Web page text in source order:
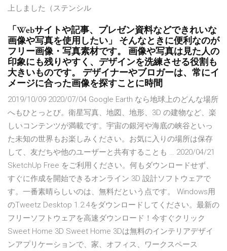
上しました（ステンシル
「Webサイトや記事、プレゼン資料などできれいな
画像や写真を使用したい」 そんなときに便利なのが
フリー画像・写真素材です。 画像や写真は見た人の
印象にも残りやすく、デザインを洗練させる役割も
大きいものです。 デザイナーやブロガーは、常にイ
メージに合った画像を探すことに時間
2019/10/09 2020/07/04 Google Earth なら地球上のどんな場所
へもひとっとび。衛星写真、地図、地形、3D の建物など、楽
しいコンテンツが満載です。宇宙の銀河や海底の峡谷といっ
た未知の世界もお楽しみください。お気に入りの場所は保存
して、友だちや他のユーザーと共有することも … 2020/04/21
SketchUp Free をご利用ください。何もダウンロードせず、
すぐに作成を開始できるオンライン 3D 設計ソフトウェアで
す。一番素晴らしいのは、無料だという点です。 Windows用
のTweetz Desktop 1.2.4をダウンロードしてください。最新の
フリーソフトウェアを高速ダウンロード！今すぐクリック
Sweet Home 3D Sweet Home 3Dは無料のインテリアデザイ
ンアプリケーションで、家、オフィス、ワークスペース